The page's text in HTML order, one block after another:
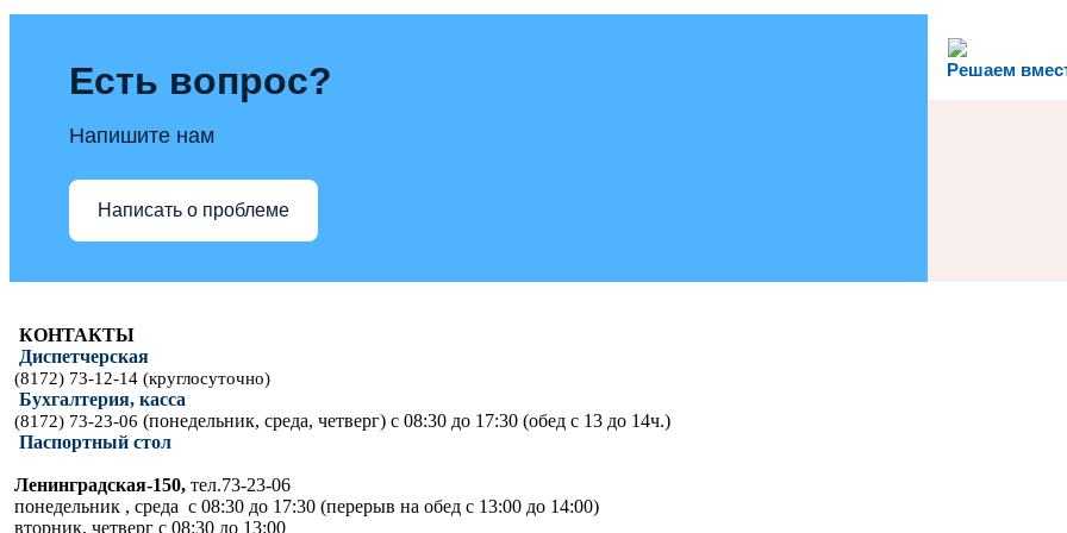
Решаем
Есть вопрос?
Напишите нам
Написать о проблеме
КОНТАКТЫ
Диспетчерская
(8172) 73-12-14 (круглосуточно)
Бухгалтерия, касса
(8172) 73-23-06 (понедельник, среда, четверг) с 08:30 до 17:30 (обед с 13 до 14ч.)
Паспортный стол
Ленинградская-150, тел.73-23-06
понедельник , среда с 08:30 до 17:30 (перерыв на обед с 13:00 до 14:00)
вторник, четверг с 08:30 до 13:00